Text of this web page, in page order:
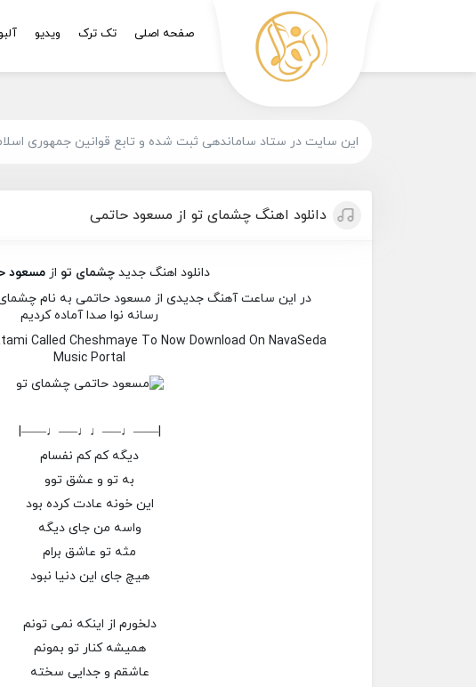
صفحه اصلی تک ترک ویدیو
این سایت در ستاد ساماندهی ثبت شده و تابع قوانین جمهوری
دانلود اهنگ چشمای تو از مسعود حاتمی
دانلود اهنگ جدید چشمای تو از مسعود
در این ساعت آهنگ جدیدی از مسعود حاتمی به نام چشمای
رسانه نوا صدا آماده کردیم
Called Cheshmaye To Now Download On NavaSeda
Music Portal
|——♩—–♩♩—–♩——|
دیگه کم کم نفسام
به تو و عشق توو
این خونه عادت کرده بود
واسه من جای دیگه
مثه تو عاشق برام
هیچ جای این دنیا نبود
دلخورم از اینکه نمی تونم
همیشه کنار تو بمونم
عاشقم و جدایی سخته